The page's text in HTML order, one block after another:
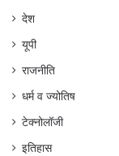
देश
यूपी
राजनीति
धर्म व ज्योतिष
टेक्नोलॉजी
इतिहास